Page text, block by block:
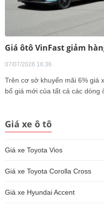
Giá ôtô VinFast giảm
07/07/2026 16:36
Trên cơ sở khuyến mãi 6% giá
bố giá mới của tất cả các dòng
Giá xe ô tô
Giá xe Toyota Vios
Giá xe Toyota Corolla Cross
Giá xe Hyundai Accent